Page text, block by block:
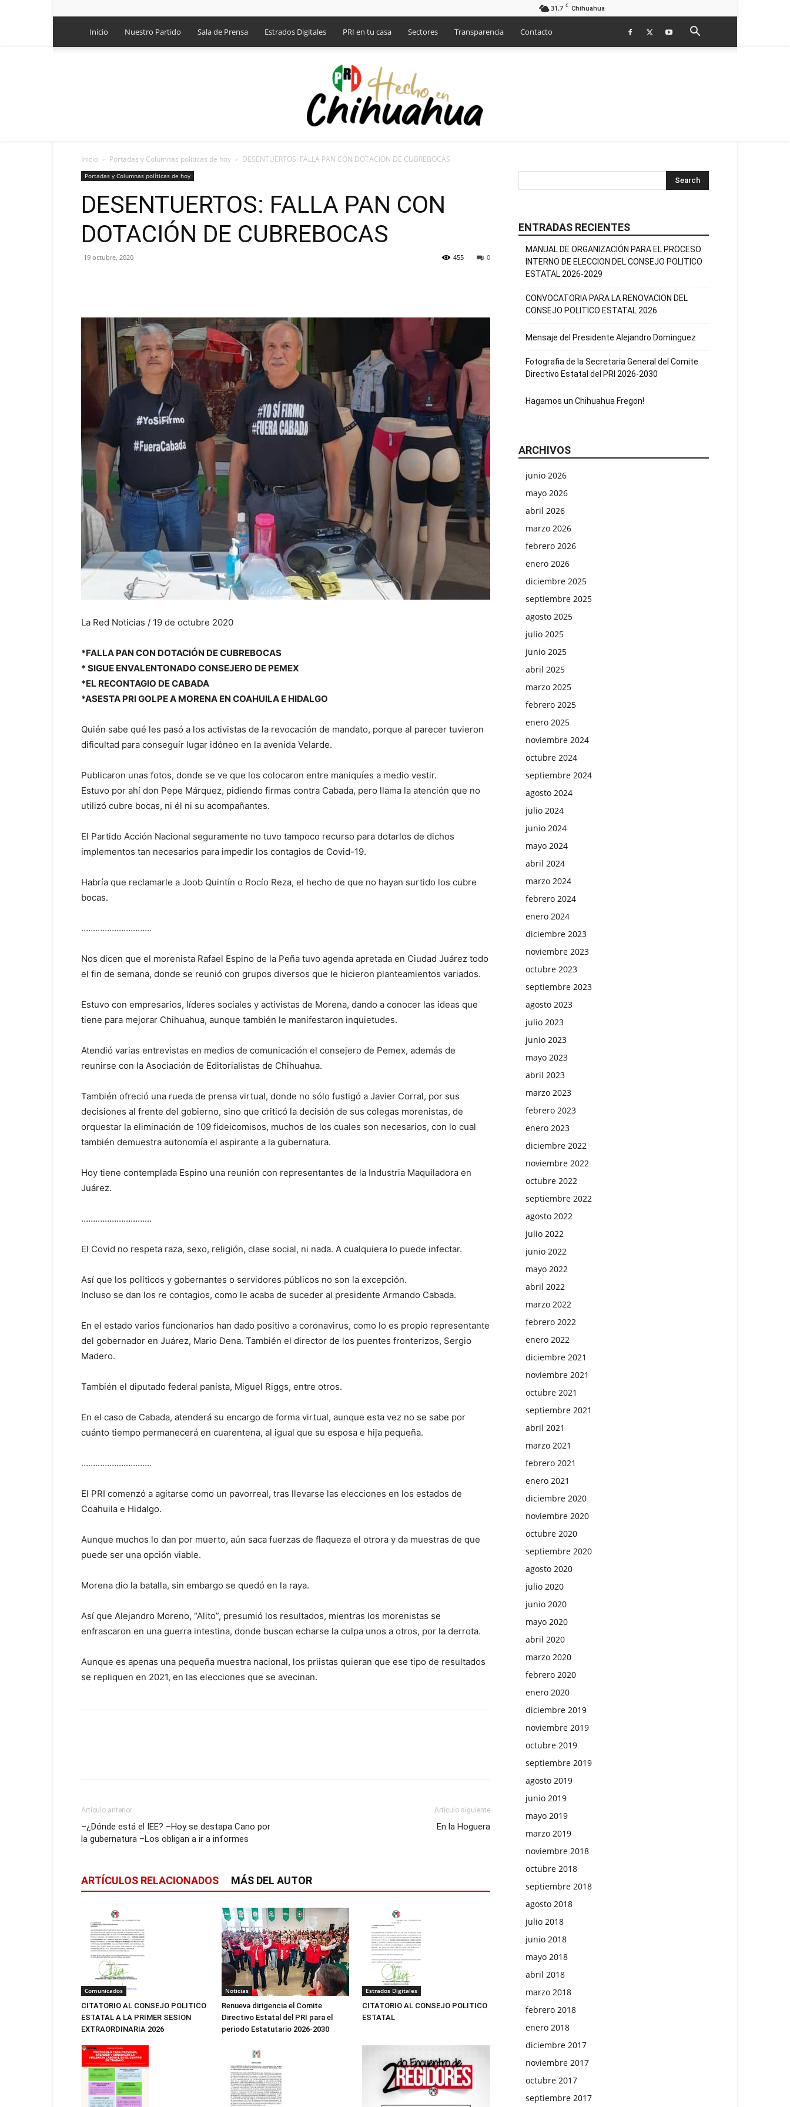
31.7 C Chihuahua
Inicio Nuestro Partido Sala de Prensa Estrados Digitales PRI en tu casa Sectores Transparencia Contacto
CDE
Chihuahua
Inicio Portadas y Columnas políticas de hoy DESENTUERTOS: FALLA PAN CON DOTACIÓN DE CUBREBOCAS
Portadas y Columnas políticas de hoy
DESENTUERTOS: FALLA PAN CON
DOTACIÓN DE CUBREBOCAS
19 octubre, 2020 0
455
La Red Noticias / 19 de octubre 2020
*FALLA PAN CON DOTACIÓN DE CUBREBOCAS
* SIGUE ENVALENTONADO CONSEJERO DE PEMEX
*EL RECONTAGIO DE CABADA
*ASESTA PRI GOLPE A MORENA EN COAHUILA E HIDALGO
Quién sabe qué les pasó a los activistas de la revocación de mandato, porque al parecer tuvieron
dificultad para conseguir lugar idóneo en la avenida Velarde.
Publicaron unas fotos, donde se ve que los colocaron entre maniquíes a medio vestir.
Estuvo por ahí don Pepe Márquez, pidiendo firmas contra Cabada, pero llama la atención que no
utilizó cubre bocas, ni él ni su acompañantes.
El Partido Acción Nacional seguramente no tuvo tampoco recurso para dotarlos de dichos
implementos tan necesarios para impedir los contagios de Covid-19.
Habría que reclamarle a Joob Quintín o Rocío Reza, el hecho de que no hayan surtido los cubre
bocas.
…………………………
Nos dicen que el morenista Rafael Espino de la Peña tuvo agenda apretada en Ciudad Juárez todo
el fin de semana, donde se reunió con grupos diversos que le hicieron planteamientos variados.
Estuvo con empresarios, líderes sociales y activistas de Morena, dando a conocer las ideas que
tiene para mejorar Chihuahua, aunque también le manifestaron inquietudes.
Atendió varias entrevistas en medios de comunicación el consejero de Pemex, además de
reunirse con la Asociación de Editorialistas de Chihuahua.
También ofreció una rueda de prensa virtual, donde no sólo fustigó a Javier Corral, por sus
decisiones al frente del gobierno, sino que criticó la decisión de sus colegas morenistas, de
orquestar la eliminación de 109 fideicomisos, muchos de los cuales son necesarios, con lo cual
también demuestra autonomía el aspirante a la gubernatura.
Hoy tiene contemplada Espino una reunión con representantes de la Industria Maquiladora en
Juárez.
…………………………
El Covid no respeta raza, sexo, religión, clase social, ni nada. A cualquiera lo puede infectar.
Así que los políticos y gobernantes o servidores públicos no son la excepción.
Incluso se dan los re contagios, como le acaba de suceder al presidente Armando Cabada.
En el estado varios funcionarios han dado positivo a coronavirus, como lo es propio representante
del gobernador en Juárez, Mario Dena. También el director de los puentes fronterizos, Sergio
Madero.
También el diputado federal panista, Miguel Riggs, entre otros.
En el caso de Cabada, atenderá su encargo de forma virtual, aunque esta vez no se sabe por
cuánto tiempo permanecerá en cuarentena, al igual que su esposa e hija pequeña.
…………………………
El PRI comenzó a agitarse como un pavorreal, tras llevarse las elecciones en los estados de
Coahuila e Hidalgo.
Aunque muchos lo dan por muerto, aún saca fuerzas de flaqueza el otrora y da muestras de que
puede ser una opción viable.
Morena dio la batalla, sin embargo se quedó en la raya.
Así que Alejandro Moreno, “Alito”, presumió los resultados, mientras los morenistas se
enfrascaron en una guerra intestina, donde buscan echarse la culpa unos a otros, por la derrota.
Aunque es apenas una pequeña muestra nacional, los priistas quieran que ese tipo de resultados
se repliquen en 2021, en las elecciones que se avecinan.
Artículo anterior
–¿Dónde está el IEE? –Hoy se destapa Cano por
la gubernatura –Los obligan a ir a informes
Artículo siguiente
En la Hoguera
ARTÍCULOS RELACIONADOS MÁS DEL AUTOR
Comunicados
CITATORIO AL CONSEJO POLITICO
ESTATAL A LA PRIMER SESION
EXTRAORDINARIA 2026
Noticias
Renueva dirigencia el Comite
Directivo Estatal del PRI para el
periodo Estatutario 2026-2030
Estrados Digitales
CITATORIO AL CONSEJO POLITICO
ESTATAL
ENTRADAS RECIENTES
MANUAL DE ORGANIZACIÓN PARA EL PROCESO
INTERNO DE ELECCION DEL CONSEJO POLITICO
ESTATAL 2026-2029
CONVOCATORIA PARA LA RENOVACION DEL
CONSEJO POLITICO ESTATAL 2026
Mensaje del Presidente Alejandro Dominguez
Fotografia de la Secretaria General del Comite
Directivo Estatal del PRI 2026-2030
Hagamos un Chihuahua Fregon!
ARCHIVOS
junio 2026
mayo 2026
abril 2026
marzo 2026
febrero 2026
enero 2026
diciembre 2025
septiembre 2025
agosto 2025
julio 2025
junio 2025
abril 2025
marzo 2025
febrero 2025
enero 2025
noviembre 2024
octubre 2024
septiembre 2024
agosto 2024
julio 2024
junio 2024
mayo 2024
abril 2024
marzo 2024
febrero 2024
enero 2024
diciembre 2023
noviembre 2023
octubre 2023
septiembre 2023
agosto 2023
julio 2023
junio 2023
mayo 2023
abril 2023
marzo 2023
febrero 2023
enero 2023
diciembre 2022
noviembre 2022
octubre 2022
septiembre 2022
agosto 2022
julio 2022
junio 2022
mayo 2022
abril 2022
marzo 2022
febrero 2022
enero 2022
diciembre 2021
noviembre 2021
octubre 2021
septiembre 2021
abril 2021
marzo 2021
febrero 2021
enero 2021
diciembre 2020
noviembre 2020
octubre 2020
septiembre 2020
agosto 2020
julio 2020
junio 2020
mayo 2020
abril 2020
marzo 2020
febrero 2020
enero 2020
diciembre 2019
noviembre 2019
octubre 2019
septiembre 2019
agosto 2019
junio 2019
mayo 2019
marzo 2019
noviembre 2018
octubre 2018
septiembre 2018
agosto 2018
julio 2018
junio 2018
mayo 2018
abril 2018
marzo 2018
febrero 2018
enero 2018
diciembre 2017
noviembre 2017
octubre 2017
septiembre 2017